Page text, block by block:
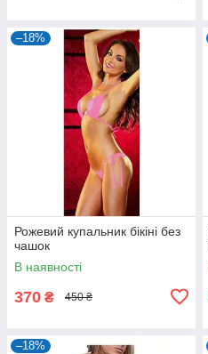
–18%
Рожевий купальник бікіні без
чашок
В наявності
370 ₴ 450 ₴
–18%